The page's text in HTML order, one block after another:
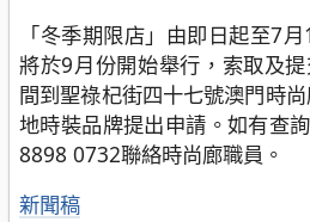
「冬季期限店」由即日起至7
將於9月份開始舉行，索取及
間到聖祿杞街四十七號澳門時
地時裝品牌提出申請。如有查
8898 0732聯絡時尚廊職員。
分
新聞稿